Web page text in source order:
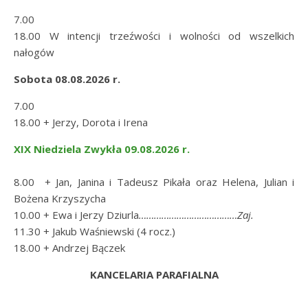
7.00
18.00 W intencji trzeźwości i wolności od wszelkich
nałogów
Sobota 08.08.2026 r.
7.00
18.00 + Jerzy, Dorota i Irena
XIX Niedziela Zwykła 09.08.2026 r.
8.00 + Jan, Janina i Tadeusz Pikała oraz Helena, Julian i
Bożena Krzyszycha
10.00 + Ewa i Jerzy Dziurla…………………………………Zaj.
11.30 + Jakub Waśniewski (4 rocz.)
18.00 + Andrzej Bączek
KANCELARIA PARAFIALNA